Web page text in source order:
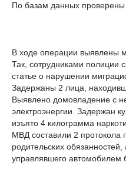
По базам данных проверены
В ходе операции выявлены
Так, сотрудниками полиции
статье о нарушении
Задержаны 2 лица,
Выявлено домовладение с
электроэнергии. Задержан
изъято 4 килограмма
МВД составили 2 протокола
родительских
управлявшего автомобилем